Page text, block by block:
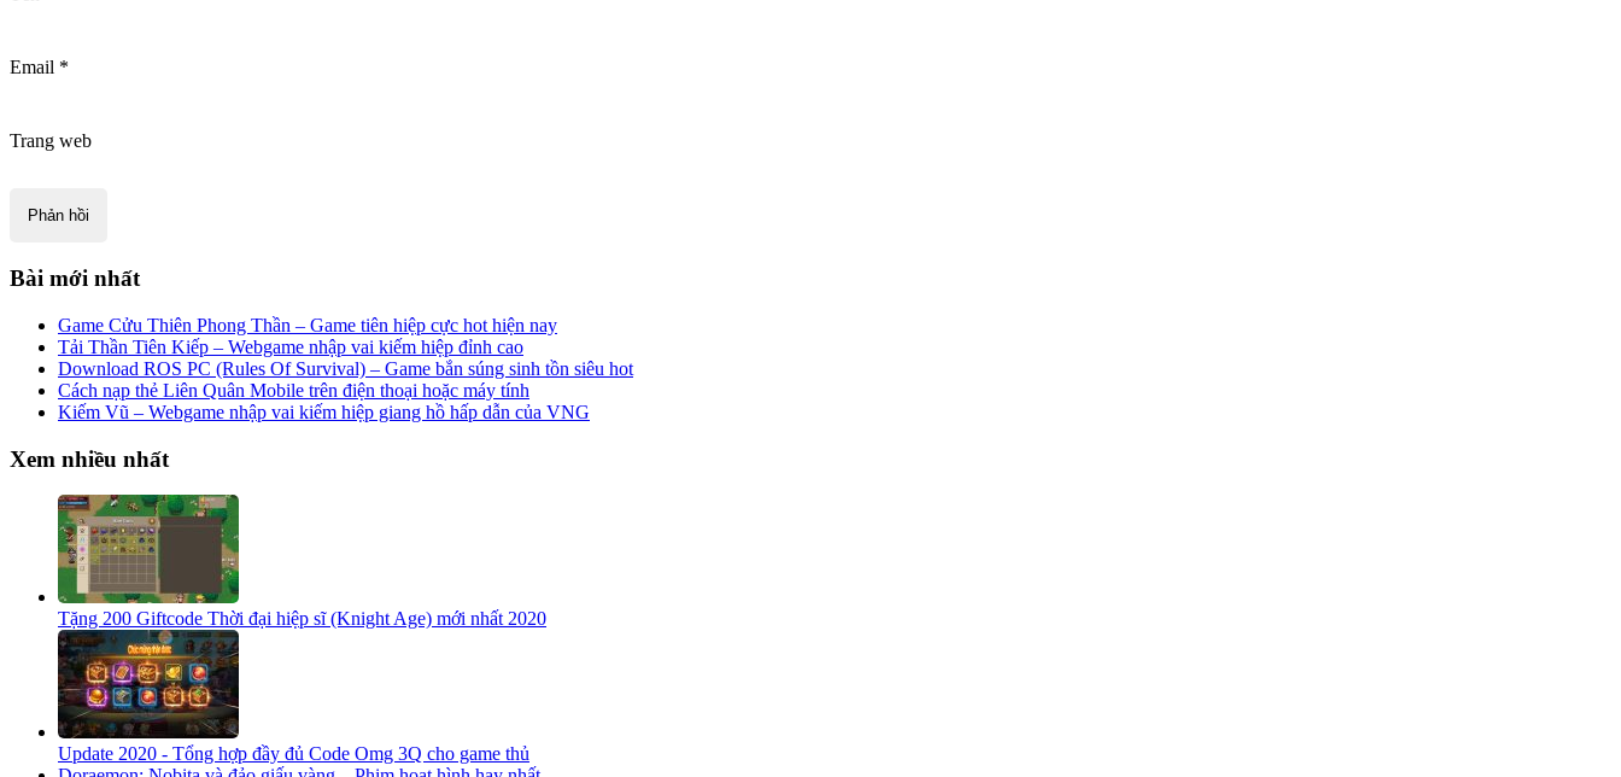
Email *
Trang web
Bài mới nhất
Game Cửu Thiên Phong Thần – Game tiên hiệp cực hot hiện nay
Tải Thần Tiên Kiếp – Webgame nhập vai kiếm hiệp đỉnh cao
Download ROS PC (Rules Of Survival) – Game bắn súng sinh tồn siêu hot
Cách nạp thẻ Liên Quân Mobile trên điện thoại hoặc máy tính
Kiếm Vũ – Webgame nhập vai kiếm hiệp giang hồ hấp dẫn của VNG
Xem nhiều nhất
Tặng 200 Giftcode Thời đại hiệp sĩ (Knight Age) mới nhất 2020
Update 2020 - Tổng hợp đầy đủ Code Omg 3Q cho game thủ